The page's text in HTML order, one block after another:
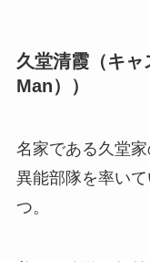
久堂清霞（キ
Man））
名家である久堂
異能部隊を率い
つ。